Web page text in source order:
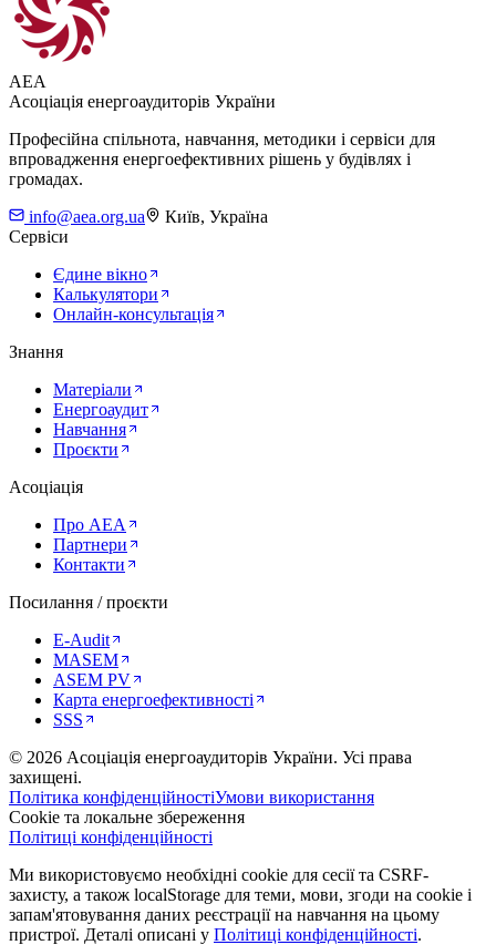
AEA
Асоціація енергоаудиторів України
Професійна спільнота, навчання, методики і сервіси для
впровадження енергоефективних рішень у будівлях і
громадах.
info@aea.org.ua
Київ, Україна
Сервіси
Єдине вікно
Калькулятори
Онлайн-консультація
Знання
Матеріали
Енергоаудит
Навчання
Проєкти
Асоціація
Про AEA
Партнери
Контакти
Посилання / проєкти
E-Audit
MASEM
ASEM PV
Карта енергоефективності
SSS
© 2026 Асоціація енергоаудиторів України. Усі права
захищені.
Політика конфіденційностіУмови використання
Cookie та локальне збереження
Політиці конфіденційності
Ми використовуємо необхідні cookie для сесії та CSRF-
захисту, а також localStorage для теми, мови, згоди на cookie і
запам'ятовування даних реєстрації на навчання на цьому
пристрої. Деталі описані у Політиці конфіденційності.